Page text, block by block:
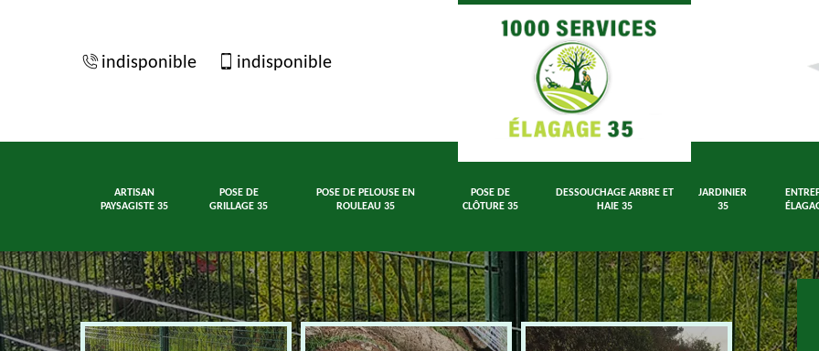
indisponible indisponible
ARTISAN
PAYSAGISTE 35
POSE DE
GRILLAGE 35
POSE DE PELOUSE EN
ROULEAU 35
POSE DE
CLÔTURE 35
DESSOUCHAGE ARBRE ET
HAIE 35
JARDINIER
35